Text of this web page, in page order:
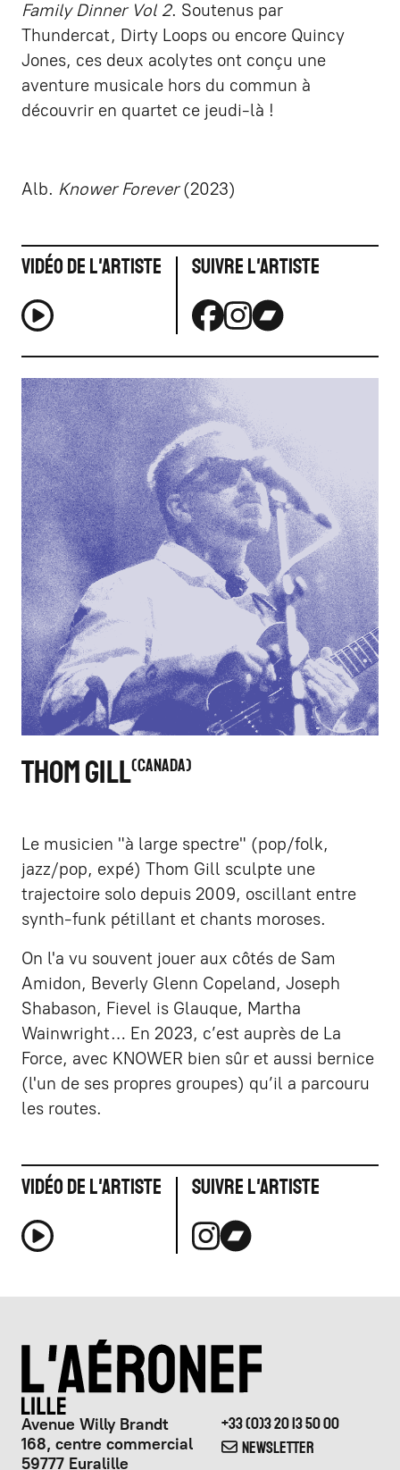
Family Dinner Vol 2. Soutenus par
Thundercat, Dirty Loops ou encore Quincy
Jones, ces deux acolytes ont conçu une
aventure musicale hors du commun à
découvrir en quartet ce jeudi-là !
Alb. Knower Forever(2023)
Vidéo de l'artiste Suivre l'artiste
THOM GILL CANADA
Le musicien "à large spectre" (pop/folk,
jazz/pop, expé) Thom Gill sculpte une
trajectoire solo depuis 2009, oscillant entre
synth-funk pétillant et chants moroses.
On l'a vu souvent jouer aux côtés de Sam
Amidon, Beverly Glenn Copeland, Joseph
Shabason, Fievel is Glauque, Martha
Wainwright… En 2023, c’est auprès de La
Force, avec KNOWER bien sûr et aussi bernice
(l'un de ses propres groupes) qu’il a parcouru
les routes.
Vidéo de l'artiste Suivre l'artiste
Avenue Willy Brandt
168, centre commercial
59777 Euralille
+33 (0)3 20 13 50 00
NEWSLETTER